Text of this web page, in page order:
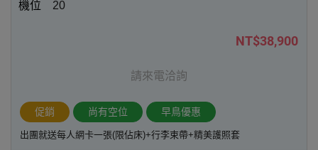
20
NT$38,900
請來電洽詢
促銷 尚有空位 早鳥優惠
出團就送每人網卡一張(限佔床)+行李束帶+精美護照套